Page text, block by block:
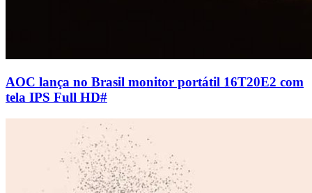
AOC lança no Brasil monitor portátil 16T20E2 com
tela IPS Full HD#